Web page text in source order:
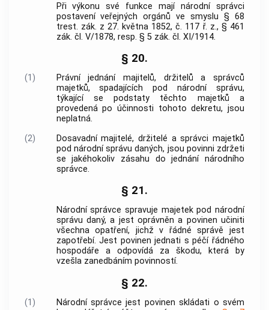
Při výkonu své funkce mají národní správci
postavení veřejných orgánů ve smyslu § 68
trest. zák. z 27. května 1852, č. 117 ř. z., § 461
zák. čl. V/1878, resp. § 5 zák. čl. XI/1914.
§ 20.
(1)
Právní jednání majitelů, držitelů a správců
majetků, spadajících pod národní správu,
týkající se podstaty těchto majetků a
provedená po účinnosti tohoto dekretu, jsou
neplatná.
(2)
Dosavadní majitelé, držitelé a správci majetků
pod národní správu daných, jsou povinni zdržeti
se jakéhokoliv zásahu do jednání národního
správce.
§ 21.
Národní správce spravuje majetek pod národní
správu daný, a jest oprávněn a povinen učiniti
všechna opatření, jichž v řádné správě jest
zapotřebí. Jest povinen jednati s péčí řádného
hospodáře a odpovídá za škodu, která by
vzešla zanedbáním povinností.
§ 22.
(1)
Národní správce jest povinen skládati o svém